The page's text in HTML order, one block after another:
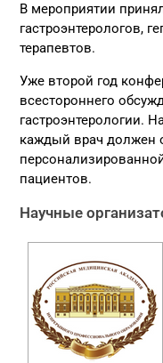
В мероприятии
гастроэнтерологов,
терапевтов.
Уже второй год
всестороннего
гастроэнтерологии.
каждый врач должен
пациентов.
Научные